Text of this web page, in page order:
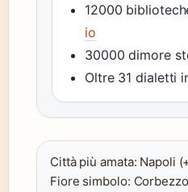
12000
io
30000 dimore
Oltre 31 dialetti
Città più amata: Napoli
Fiore simbolo: